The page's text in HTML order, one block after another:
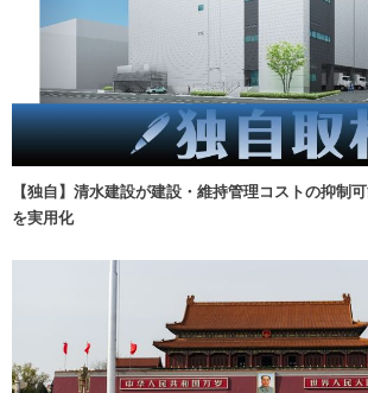
【独自】清水建設が建設・維持管理コストの抑制
を実用化